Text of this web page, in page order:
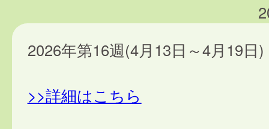
2026年第16週(4月13日～4月19日)
>>詳細はこちら